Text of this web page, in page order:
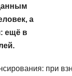
а
ещё в
при